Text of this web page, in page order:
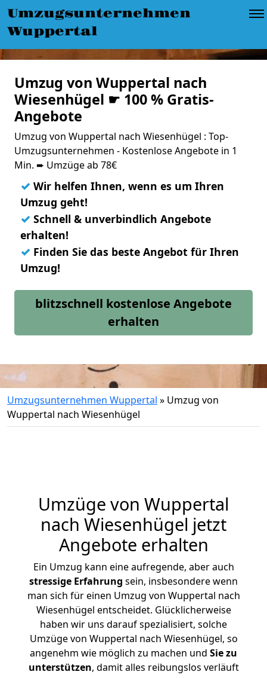
Umzugsunternehmen
Wuppertal
Umzug von Wuppertal nach
Wiesenhügel ☛ 100 % Gratis-
Angebote
Umzug von Wuppertal nach Wiesenhügel : Top-
Umzugsunternehmen - Kostenlose Angebote in 1
Min. ➨ Umzüge ab 78€
✓ Wir helfen Ihnen, wenn es um Ihren
Umzug geht!
✓ Schnell & unverbindlich Angebote
erhalten!
✓ Finden Sie das beste Angebot für Ihren
Umzug!
blitzschnell kostenlose Angebote
erhalten
Umzugsunternehmen Wuppertal » Umzug von
Wuppertal nach Wiesenhügel
Umzüge von Wuppertal
nach Wiesenhügel jetzt
Angebote erhalten
Ein Umzug kann eine aufregende, aber auch
stressige Erfahrung sein, insbesondere wenn
man sich für einen Umzug von Wuppertal nach
Wiesenhügel entscheidet. Glücklicherweise
haben wir uns darauf spezialisiert, solche
Umzüge von Wuppertal nach Wiesenhügel, so
angenehm wie möglich zu machen und Sie zu
unterstützen, damit alles reibungslos verläuft